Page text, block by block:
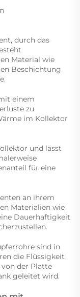
durch das
Material wie
Beschichtung
einem
zu
im Kollektor
und lässt
für eine
an ihrem
Materialien wie
Dauerhaftigkeit
sind in
die Flüssigkeit
der Platte
geleitet wird.